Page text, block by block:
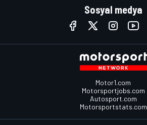
Sosyal medya
Motor1.com
Motorsportjobs.com
Autosport.com
Motorsportstats.com